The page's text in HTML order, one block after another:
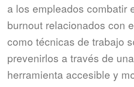
a los empleados combatir
burnout relacionados con
como técnicas de trabajo
prevenirlos a través de
herramienta accesible y